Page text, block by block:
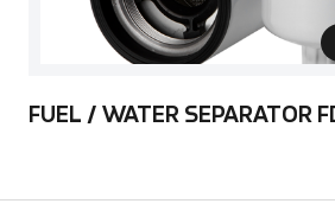
FUEL / WATER SEPARATOR